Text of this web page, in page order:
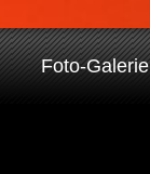
Foto-Galerie